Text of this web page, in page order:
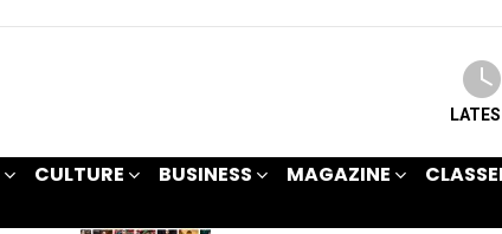
CULTURE BUSINESS MAGAZINE